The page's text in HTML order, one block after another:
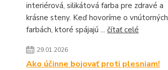
interiérová, silikátová farba pre zdravé a
krásne steny. Keď hovoríme o vnútorných
farbách, ktoré spájajú ... čítať celé
29.01.2026
Ako účinne bojovať proti plesniam!